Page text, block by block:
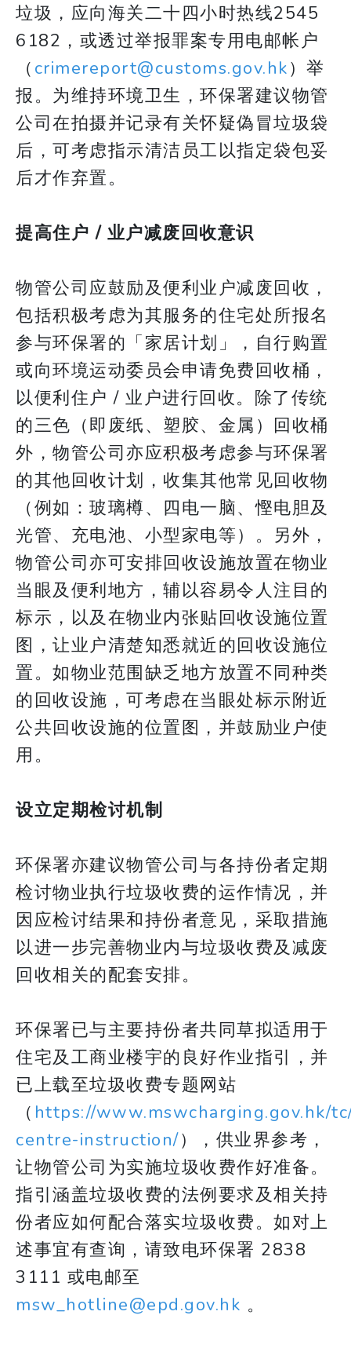
垃圾，应向海关二十四小时热线2545
6182，或透过举报罪案专用电邮帐户
（ crimereport@customs.gov.hk）举
报。为维持环境卫生，环保署建议物管
公司在拍摄并记录有关怀疑偽冒垃圾袋
后，可考虑指示清洁员工以指定袋包妥
后才作弃置。
提高住户 / 业户减废回收意识
物管公司应鼓励及便利业户减废回收，
包括积极考虑为其服务的住宅处所报名
参与环保署的「家居计划」，自行购置
或向环境运动委员会申请免费回收桶，
以便利住户 / 业户进行回收。除了传统
的三色（即废纸、塑胶、金属）回收桶
外，物管公司亦应积极考虑参与环保署
的其他回收计划，收集其他常见回收物
（例如：玻璃樽、四电一脑、慳电胆及
光管、充电池、小型家电等）。另外，
物管公司亦可安排回收设施放置在物业
当眼及便利地方，辅以容易令人注目的
标示，以及在物业内张贴回收设施位置
图，让业户清楚知悉就近的回收设施位
置。如物业范围缺乏地方放置不同种类
的回收设施，可考虑在当眼处标示附近
公共回收设施的位置图，并鼓励业户使
用。
设立定期检讨机制
环保署亦建议物管公司与各持份者定期
检讨物业执行垃圾收费的运作情况，并
因应检讨结果和持份者意见，采取措施
以进一步完善物业内与垃圾收费及减废
回收相关的配套安排。
环保署已与主要持份者共同草拟适用于
住宅及工商业楼宇的良好作业指引，并
已上载至垃圾收费专题网站
（ https://www.mswcharging.gov.hk/
centre-instruction/），供业界参考，
让物管公司为实施垃圾收费作好准备。
指引涵盖垃圾收费的法例要求及相关持
份者应如何配合落实垃圾收费。如对上
述事宜有查询，请致电环保署 2838
3111 或电邮至
msw_hotline@epd.gov.hk 。